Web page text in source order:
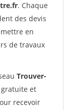
. Chaque
des devis
en
de travaux
Trouver-
et
recevoir